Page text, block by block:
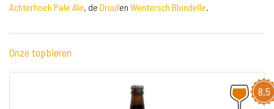
Achterhoek Pale Ale, de Druufen Wentersch Blondelle
Onze topbieren
8,5